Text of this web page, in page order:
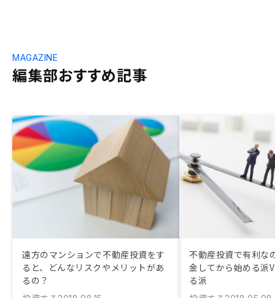
編集部おすすめ記事
MAGAZINE
遠方のマンションで不動産投資をす
ると、どんなリスクやメリットがあ
るの？
不動産投資で有利な
金してから始める派
る派